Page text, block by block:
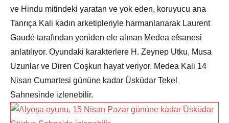
ve Hindu mitindeki yaratan ve yok eden, koruyucu ana
Tanrıça Kali kadın arketipleriyle harmanlanarak Laurent
Gaudé tarafından yeniden ele alınan Medea efsanesi
anlatılıyor. Oyundaki karakterlere H. Zeynep Utku, Musa
Uzunlar ve Diren Coşkun hayat veriyor. Medea Kali 14
Nisan Cumartesi gününe kadar Üsküdar Tekel
Sahnesinde izlenebilir.